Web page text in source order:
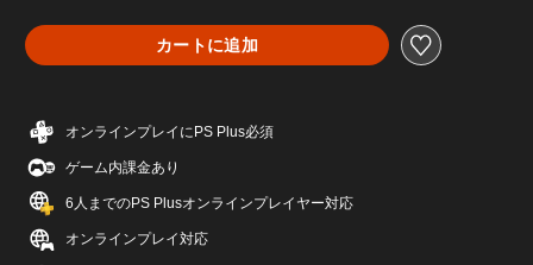
カートに追加
オンラインプレイにPS Plus必須
ゲーム内課金あり
6人までのPS Plusオンラインプレイヤー対応
オンラインプレイ対応